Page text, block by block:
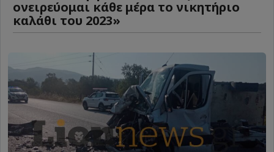
ονειρεύομαι κάθε μέρα το νικητήριο
καλάθι του 2023»